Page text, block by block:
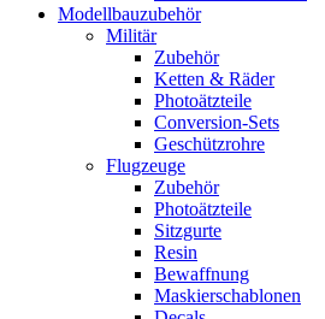
Modellbauzubehör
Militär
Zubehör
Ketten & Räder
Photoätzteile
Conversion-Sets
Geschützrohre
Flugzeuge
Zubehör
Photoätzteile
Sitzgurte
Resin
Bewaffnung
Maskierschablonen